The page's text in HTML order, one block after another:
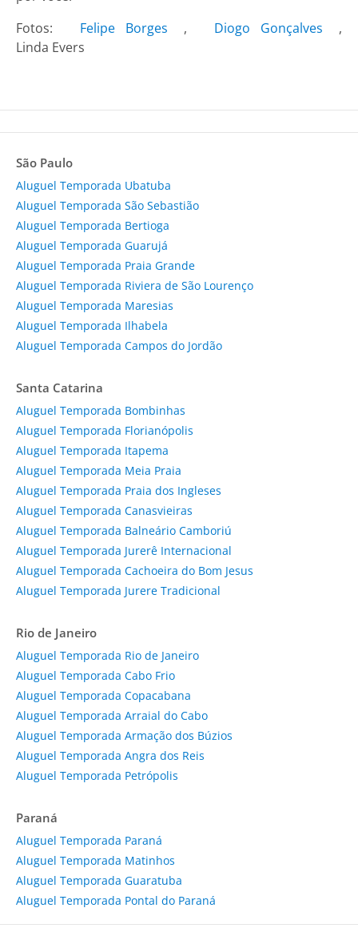
Fotos:
Felipe Borges , Diogo Gonçalves
,
Linda Evers
São Paulo
Aluguel Temporada Ubatuba
Aluguel Temporada São Sebastião
Aluguel Temporada Bertioga
Aluguel Temporada Guarujá
Aluguel Temporada Praia Grande
Aluguel Temporada Riviera de São Lourenço
Aluguel Temporada Maresias
Aluguel Temporada Ilhabela
Aluguel Temporada Campos do Jordão
Santa Catarina
Aluguel Temporada Bombinhas
Aluguel Temporada Florianópolis
Aluguel Temporada Itapema
Aluguel Temporada Meia Praia
Aluguel Temporada Praia dos Ingleses
Aluguel Temporada Canasvieiras
Aluguel Temporada Balneário Camboriú
Aluguel Temporada Jurerê Internacional
Aluguel Temporada Cachoeira do Bom Jesus
Aluguel Temporada Jurere Tradicional
Rio de Janeiro
Aluguel Temporada Rio de Janeiro
Aluguel Temporada Cabo Frio
Aluguel Temporada Copacabana
Aluguel Temporada Arraial do Cabo
Aluguel Temporada Armação dos Búzios
Aluguel Temporada Angra dos Reis
Aluguel Temporada Petrópolis
Paraná
Aluguel Temporada Paraná
Aluguel Temporada Matinhos
Aluguel Temporada Guaratuba
Aluguel Temporada Pontal do Paraná